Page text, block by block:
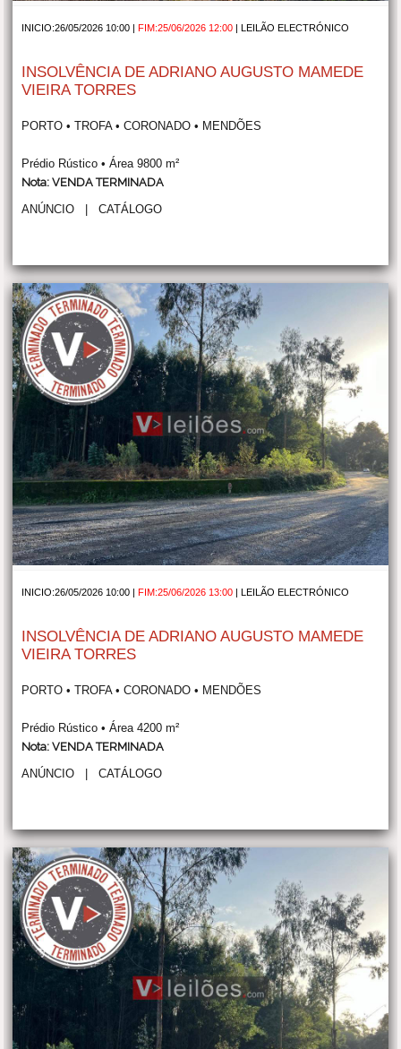
INICIO:26/05/2026 10:00 | FIM:25/06/2026 12:00 LEILÃO ELECTRÓNICO
INSOLVÊNCIA DE ADRIANO AUGUSTO MAMEDE
VIEIRA TORRES
PORTO • TROFA • CORONADO • MENDÕES
Prédio Rústico • Área 9800 m²
Nota: VENDA TERMINADA
ANÚNCIO |CATÁLOGO
INICIO:26/05/2026 10:00 |FIM:25/06/2026 13:00 |LEILÃO ELECTRÓNICO
INSOLVÊNCIA DE ADRIANO AUGUSTO MAMEDE
VIEIRA TORRES
PORTO • TROFA • CORONADO • MENDÕES
Prédio Rústico • Área 4200 m²
Nota: VENDA TERMINADA
ANÚNCIO |CATÁLOGO